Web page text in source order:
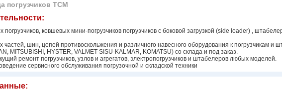
погрузчиков TCM
погрузчиков, ковшевых мини-погрузчиков погрузчиков с боковой загрузкой (side loader) ,
частей, шин, цепей противоскольжения и различного навесного оборудования к погрузчикам и
MITSUBISHI, HYSTER, VALMET-SISU-KALMAR, KOMATSU) со склада и под заказ.
ремонт погрузчиков, узлов и агрегатов, электропогрузчиков и штабелеров любых моделей.
сервисного обслуживания погрузочной и складской техники